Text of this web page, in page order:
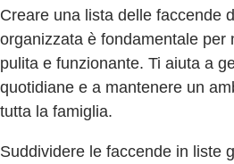
Creare una lista delle faccende
organizzata è fondamentale per
pulita e funzionante. Ti aiuta a
quotidiane e a mantenere un
tutta la famiglia.
Suddividere le faccende in liste